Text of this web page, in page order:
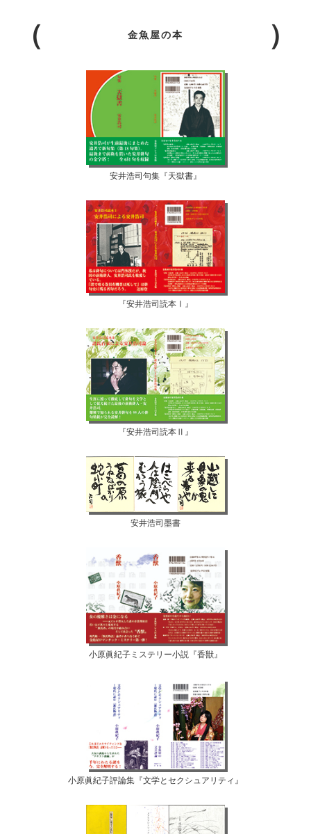
金魚屋の本
安井浩司句集『天獄書』
『安井浩司読本Ⅰ』
『安井浩司読本Ⅱ』
安井浩司墨書
小原眞紀子ミステリー小説『香獣』
小原眞紀子評論集『文学とセクシュアリティ』